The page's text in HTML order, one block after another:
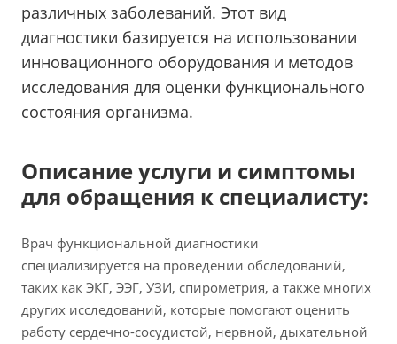
различных заболеваний. Этот вид
диагностики базируется на использовании
инновационного оборудования и методов
исследования для оценки функционального
состояния организма.
Описание услуги и симптомы
для обращения к специалисту:
Врач функциональной диагностики
специализируется на проведении обследований,
таких как ЭКГ, ЭЭГ, УЗИ, спирометрия, а также многих
других исследований, которые помогают оценить
работу сердечно-сосудистой, нервной, дыхательной